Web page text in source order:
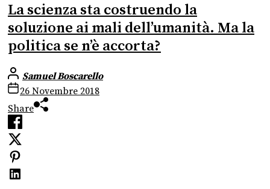
La scienza sta costruendo la
soluzione ai mali dell’umanità. Ma la
politica se n’è accorta?
Samuel Boscarello
26 Novembre 2018
Share